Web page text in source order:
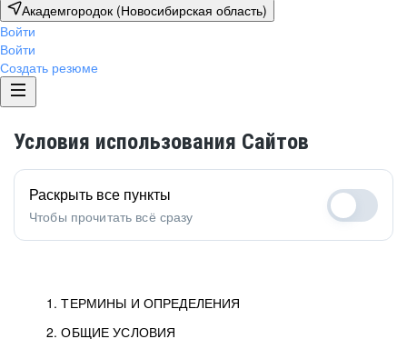
Академгородок (Новосибирская область)
Войти
Войти
Создать резюме
Условия использования Сайтов
1. ТЕРМИНЫ И ОПРЕДЕЛЕНИЯ
2. ОБЩИЕ УСЛОВИЯ
Раскрыть все пункты
Чтобы прочитать всё сразу